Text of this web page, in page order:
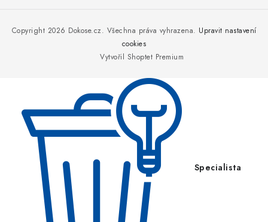
Vytvořil Shoptet Premium
Copyright 2026 Dokose.cz. Všechna práva vyhrazena. Upravit nastavení
cookies
Specialista